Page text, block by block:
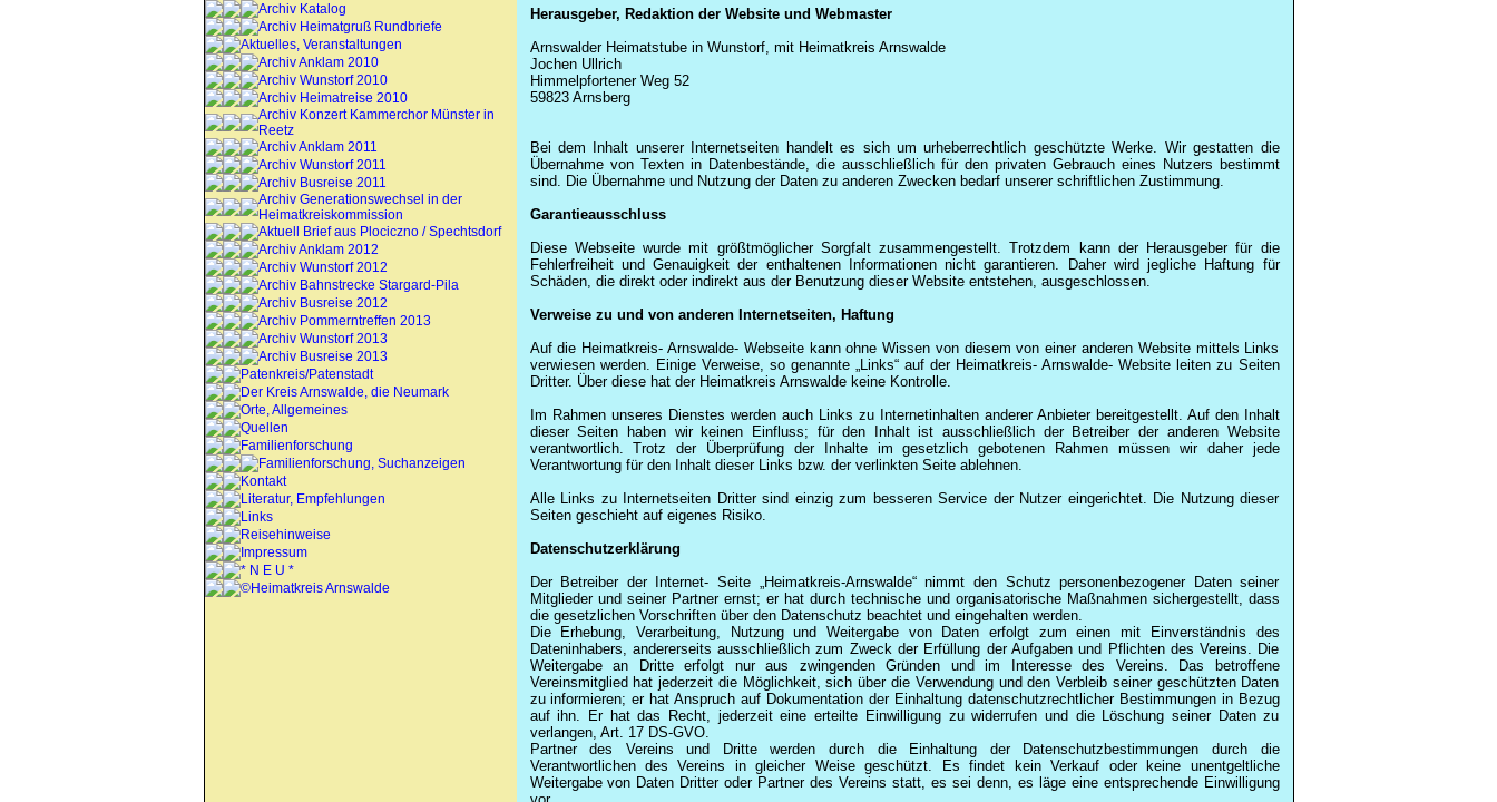
Archiv Katalog
Archiv Heimatgruß Rundbriefe
Aktuelles, Veranstaltungen
Archiv Anklam 2010
Archiv Wunstorf 2010
Archiv Heimatreise 2010
Archiv Konzert Kammerchor Münster in
Reetz
Archiv Anklam 2011
Archiv Wunstorf 2011
Archiv Busreise 2011
Archiv Generationswechsel in der
Heimatkreiskommission
Aktuell Brief aus Plociczno / Spechtsdorf
Archiv Anklam 2012
Archiv Wunstorf 2012
Archiv Bahnstrecke Stargard-Pila
Archiv Busreise 2012
Archiv Pommerntreffen 2013
Archiv Wunstorf 2013
Archiv Busreise 2013
Patenkreis/Patenstadt
Der Kreis Arnswalde, die Neumark
Orte, Allgemeines
Quellen
Familienforschung
Familienforschung, Suchanzeigen
Kontakt
Literatur, Empfehlungen
Links
Reisehinweise
Impressum
* N E U *
©Heimatkreis Arnswalde
Herausgeber, Redaktion der Website und Webmaster
Arnswalder Heimatstube in Wunstorf, mit Heimatkreis Arnswalde
Jochen Ullrich
Himmelpfortener Weg 52
59823 Arnsberg
Bei dem Inhalt unserer Internetseiten handelt es sich um urheberrechtlich geschützte Werke. Wir gestatten die
Übernahme von Texten in Datenbestände, die ausschließlich für den privaten Gebrauch eines Nutzers bestimmt
sind. Die Übernahme und Nutzung der Daten zu anderen Zwecken bedarf unserer schriftlichen Zustimmung.
Garantieausschluss
Diese Webseite wurde mit größtmöglicher Sorgfalt zusammengestellt. Trotzdem kann der Herausgeber für die
Fehlerfreiheit und Genauigkeit der enthaltenen Informationen nicht garantieren. Daher wird jegliche Haftung für
Schäden, die direkt oder indirekt aus der Benutzung dieser Website entstehen, ausgeschlossen.
Verweise zu und von anderen Internetseiten, Haftung
Auf die Heimatkreis- Arnswalde- Webseite kann ohne Wissen von diesem von einer anderen Website mittels Links
verwiesen werden. Einige Verweise, so genannte „Links“ auf der Heimatkreis- Arnswalde- Website leiten zu Seiten
Dritter. Über diese hat der Heimatkreis Arnswalde keine Kontrolle.
Im Rahmen unseres Dienstes werden auch Links zu Internetinhalten anderer Anbieter bereitgestellt. Auf den Inhalt
dieser Seiten haben wir keinen Einfluss; für den Inhalt ist ausschließlich der Betreiber der anderen Website
verantwortlich. Trotz der Überprüfung der Inhalte im gesetzlich gebotenen Rahmen müssen wir daher jede
Verantwortung für den Inhalt dieser Links bzw. der verlinkten Seite ablehnen.
Alle Links zu Internetseiten Dritter sind einzig zum besseren Service der Nutzer eingerichtet. Die Nutzung dieser
Seiten geschieht auf eigenes Risiko.
Datenschutzerklärung
Der Betreiber der Internet- Seite „Heimatkreis-Arnswalde“ nimmt den Schutz personenbezogener Daten seiner
Mitglieder und seiner Partner ernst; er hat durch technische und organisatorische Maßnahmen sichergestellt, dass
die gesetzlichen Vorschriften über den Datenschutz beachtet und eingehalten werden.
Die Erhebung, Verarbeitung, Nutzung und Weitergabe von Daten erfolgt zum einen mit Einverständnis des
Dateninhabers, andererseits ausschließlich zum Zweck der Erfüllung der Aufgaben und Pflichten des Vereins. Die
Weitergabe an Dritte erfolgt nur aus zwingenden Gründen und im Interesse des Vereins. Das betroffene
Vereinsmitglied hat jederzeit die Möglichkeit, sich über die Verwendung und den Verbleib seiner geschützten Daten
zu informieren; er hat Anspruch auf Dokumentation der Einhaltung datenschutzrechtlicher Bestimmungen in Bezug
auf ihn. Er hat das Recht, jederzeit eine erteilte Einwilligung zu widerrufen und die Löschung seiner Daten zu
verlangen, Art. 17 DS-GVO.
Partner des Vereins und Dritte werden durch die Einhaltung der Datenschutzbestimmungen durch die
Verantwortlichen des Vereins in gleicher Weise geschützt. Es findet kein Verkauf oder keine unentgeltliche
Weitergabe von Daten Dritter oder Partner des Vereins statt, es sei denn, es läge eine entsprechende Einwilligung